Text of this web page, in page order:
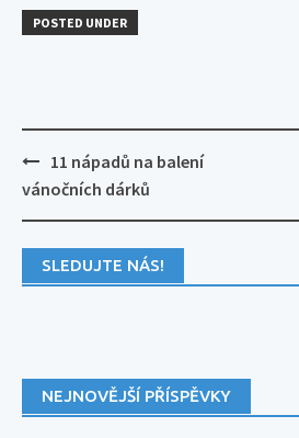
POSTED UNDER
Post
navigation
11 nápadů na balení
vánočních dárků
SLEDUJTE NÁS!
NEJNOVĚJŠÍ PŘÍSPĚVKY